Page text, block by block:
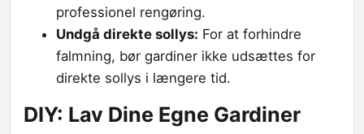
professionel rengøring.
Undgå direkte sollys: For at forhindre
falmning, bør gardiner ikke udsættes for
direkte sollys i længere tid.
DIY: Lav Dine Egne Gardiner